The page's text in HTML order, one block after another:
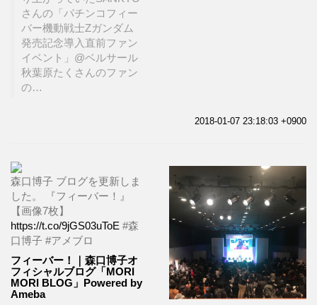
さんの「パチンコフィー
バー機動戦士Zガンダム
発売記念導入直前ファン
イベント」@ベルサール
秋葉原たくさんのファン
の…
2018-01-07 23:18:03 +0900
森口博子 ブログを更新しま
した。 『フィーバー！』
【画像7枚】
https://t.co/9jGS03uToE #森
口博子 #アメブロ
フィーバー！｜森口博子オ
フィシャルブログ「MORI
MORI BLOG」Powered by
Ameba